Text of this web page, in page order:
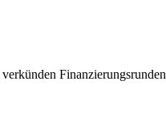
Finanzierungsrunden